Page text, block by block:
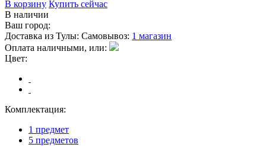
В корзину Купить сейчас
В наличии
Ваш город:
Доставка из Тулы: Самовывоз: 1 магазин
Оплата наличными, или:
Цвет:
Комплектация:
1 предмет
5 предметов